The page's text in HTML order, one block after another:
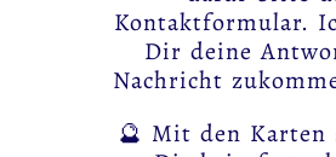
Kontaktformular.
Dir deine
Nachricht
🔮 Mit den Karten